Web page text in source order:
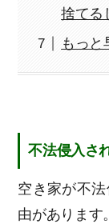
捨てる
もっと
不法侵入さ
空き家が不
由があります。